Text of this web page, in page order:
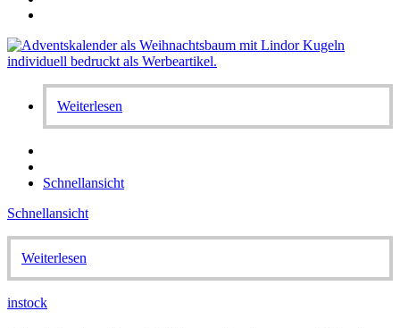
Weiterlesen
Schnellansicht
Schnellansicht
Weiterlesen
instock